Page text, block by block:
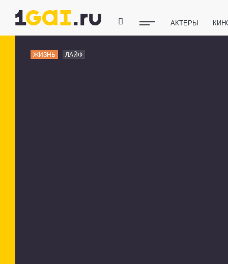
АКТЕРЫ
ЖИЗНЬ ЛАЙФ